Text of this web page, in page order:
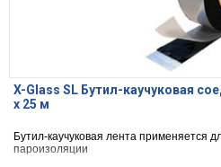
X-Glass SL Бутил-каучуковая
х 25 м
Бутил-каучуковая лента применяется
пароизоляции